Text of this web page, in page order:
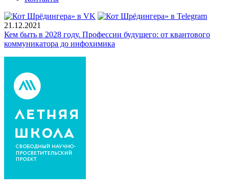
21.12.2021
Кем быть в 2028 году. Профессии будущего: от квантового
коммуникатора до инфохимика